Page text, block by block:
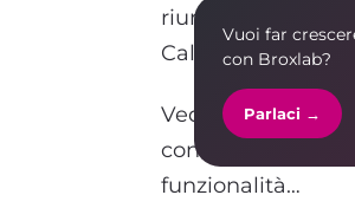
riunione in Google
Calendar.
Vediamo insieme
consistono queste
funzionalità…
Vuoi far
con Broxlab?
Parlaci →